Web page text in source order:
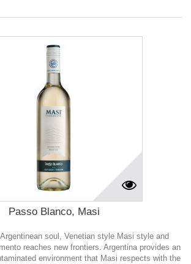
Passo Blanco, Masi
soul, Venetian style Masi style and
reaches new frontiers. Argentina provides an
environment that Masi respects with the